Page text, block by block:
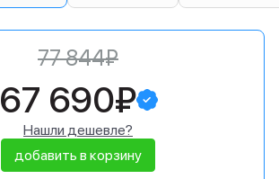
77 844₽
67 690₽
Нашли дешевле?
добавить в корзину